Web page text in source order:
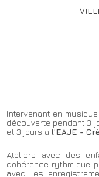
Intervenant en
découverte pendant 3
et 3 jours a l'EAJE -
Ateliers avec des
cohérence rythmique
avec les